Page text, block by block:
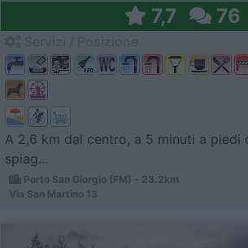
7,7 76
A 2,6 km dal centro, a 5 minuti a piedi
spiag...
Porto San Giorgio (FM) - 23.2km
Via San Martino 13